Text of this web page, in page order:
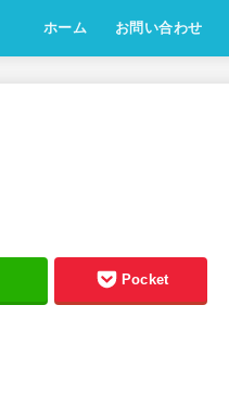
ホーム お問い合わせ
Pocket